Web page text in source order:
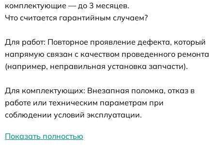
комплектующие — до 3 месяцев.
Что считается гарантийным случаем?
Для работ: Повторное проявление дефекта, который
напрямую связан с качеством проведенного ремонта
(например, неправильная установка запчасти).
Для комплектующих: Внезапная поломка, отказ в
работе или техническим параметрам при
соблюдении условий эксплуатации.
Показать полностью